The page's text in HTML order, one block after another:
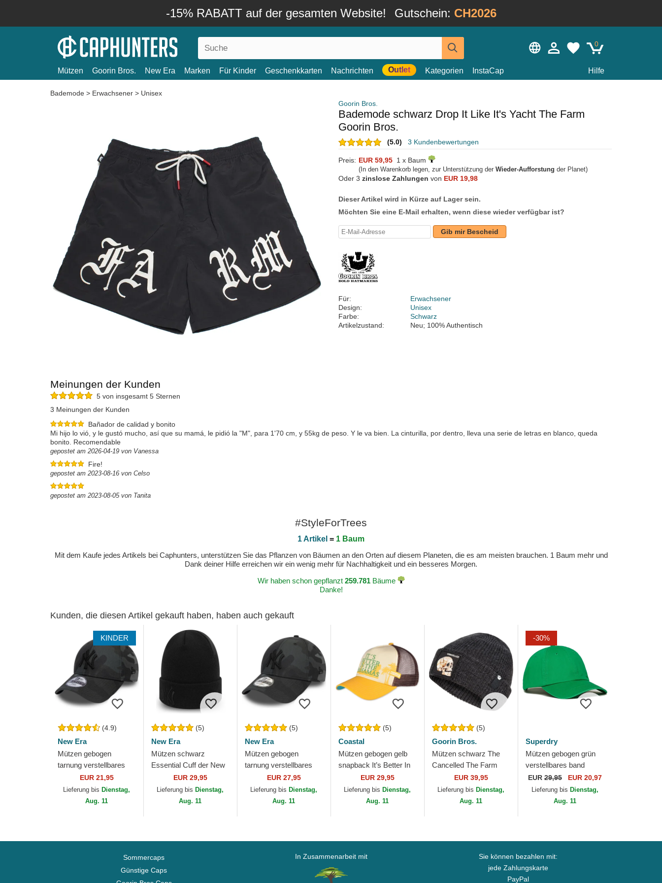
-15% RABATT auf der gesamten Website! Gutschein: CH2026
0
Mützen Goorin Bros. New Era Marken Für Kinder Geschenkkarten Nachrichten Outlet Kategorien InstaCap Hilfe
Bademode > Erwachsener > Unisex
Goorin Bros.
Bademode schwarz Drop It Like It's Yacht The Farm
Goorin Bros.
(5.0) 3 Kundenbewertungen
Preis: EUR 59,95 1 x Baum
(In den Warenkorb legen, zur Unterstützung der Wieder-Aufforstung der Planet)
Oder 3 zinslose Zahlungen von EUR 19,98
Dieser Artikel wird in Kürze auf Lager sein.
Möchten Sie eine E-Mail erhalten, wenn diese wieder verfügbar ist?
Gib mir Bescheid
Für:
Erwachsener
Design:
Unisex
Farbe:
Schwarz
Artikelzustand:
Neu; 100% Authentisch
Meinungen der Kunden
5 von insgesamt 5 Sternen
3 Meinungen der Kunden
Bañador de calidad y bonito
Mi hijo lo vió, y le gustó mucho, así que su mamá, le pidió la "M", para 1'70 cm, y 55kg de peso. Y le va bien. La cinturilla, por dentro, lleva una serie de letras en blanco, queda
bonito. Recomendable
gepostet am 2026-04-19 von Vanessa
Fire!
gepostet am 2023-08-16 von Celso
gepostet am 2023-08-05 von Tanita
#StyleForTrees
1 Artikel = 1 Baum
Mit dem Kaufe jedes Artikels bei Caphunters, unterstützen Sie das Pflanzen von Bäumen an den Orten auf diesem Planeten, die es am meisten brauchen. 1 Baum mehr und
Dank deiner Hilfe erreichen wir ein wenig mehr für Nachhaltigkeit und ein besseres Morgen.
Wir haben schon gepflanzt 259.781Bäume
Danke!
Kunden, die diesen Artikel gekauft haben, haben auch gekauft
KINDER
(4.9)
New Era
Mützen gebogen
tarnung verstellbares
band für Kinder
9FORTY League
Essential der New York
EUR 21,95
Lieferung bis Dienstag,
Aug. 11
(5)
New Era
Mützen schwarz
Essential Cuff der New
York Yankees MLB von
New Era
EUR 29,95
Lieferung bis Dienstag,
Aug. 11
(5)
New Era
Mützen gebogen
tarnung verstellbares
band 9FORTY League
Essential der New York
Yankees MLB von...
EUR 27,95
Lieferung bis Dienstag,
Aug. 11
(5)
Coastal
Mützen gebogen gelb
snapback It’s Better In
The Bahamas HFT von
Coastal
EUR 29,95
Lieferung bis Dienstag,
Aug. 11
(5)
Goorin Bros.
Mützen schwarz The
Cancelled The Farm
Goorin Bros.
EUR 39,95
Lieferung bis Dienstag,
Aug. 11
-30%
Superdry
Mützen gebogen grün
verstellbares band
Vintage Embroidered
Drop Kick Green von
Superdry
EUR 29,95 EUR 20,97
Lieferung bis Dienstag,
Aug. 11
Sommercaps
Günstige Caps
In Zusammenarbeit mit
Sie können bezahlen mit:
jede Zahlungskarte
PayPal